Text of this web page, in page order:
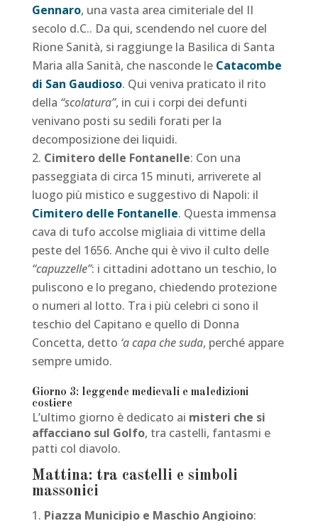
Gennaro, una vasta area cimiteriale del II
secolo d.C.. Da qui, scendendo nel cuore del
Rione Sanità, si raggiunge la Basilica di Santa
Maria alla Sanità, che nasconde le Catacombe
di San Gaudioso. Qui veniva praticato il rito
della “scolatura”, in cui i corpi dei defunti
venivano posti su sedili forati per la
decomposizione dei liquidi.
Cimitero delle Fontanelle: Con una
passeggiata di circa 15 minuti, arriverete al
luogo più mistico e suggestivo di Napoli: il
Cimitero delle Fontanelle. Questa immensa
cava di tufo accolse migliaia di vittime della
peste del 1656. Anche qui è vivo il culto delle
“capuzzelle”: i cittadini adottano un teschio, lo
puliscono e lo pregano, chiedendo protezione
o numeri al lotto. Tra i più celebri ci sono il
teschio del Capitano e quello di Donna
Concetta, detto ‘a capa che suda, perché appare
sempre umido.
Giorno 3: leggende medievali e maledizioni
costiere
L’ultimo giorno è dedicato ai misteri che si
affacciano sul Golfo, tra castelli, fantasmi e
patti col diavolo.
Mattina: tra castelli e simboli
massonici
Piazza Municipio e Maschio Angioino: